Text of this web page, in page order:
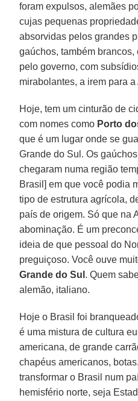
foram expulsos, alemães
cujas pequenas
absorvidas pelos grandes
gaúchos, também
pelo governo, com
mirabolantes, a irem para a
Hoje, tem um cinturão de
com nomes como Porto
que é um lugar onde se
Grande do Sul. Os
chegaram numa região
Brasil] em que você podia
tipo de estrutura agrícola,
país de origem. Só que na
abominação. É um
ideia de que pessoal do
preguiçoso. Você ouve
Grande do Sul . Quem
alemão, italiano.
Hoje o Brasil foi
é uma mistura de cultura
americana, de grande
chapéus americanos,
transformar o Brasil num
hemisfério norte, seja